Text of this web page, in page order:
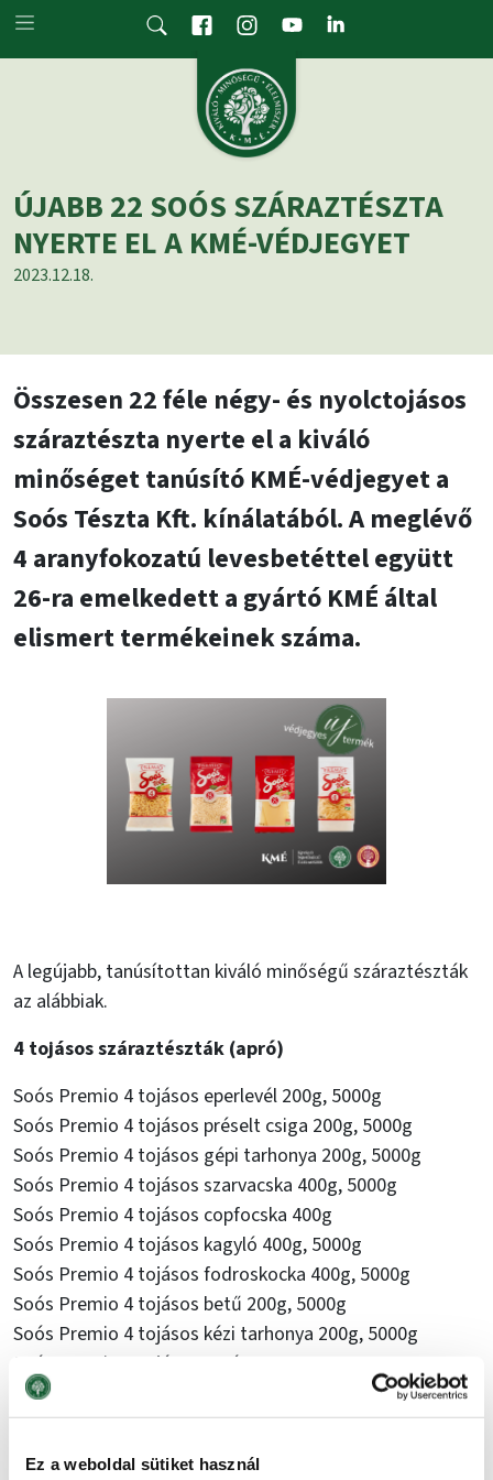
Ez a weboldal sütiket használ
Skip to main content
ÚJABB 22 SOÓS SZÁRAZTÉSZTA
NYERTE EL A KMÉ-VÉDJEGYET
2023.12.18.
Összesen 22 féle négy- és nyolctojásos
száraztészta nyerte el a kiváló
minőséget tanúsító KMÉ-védjegyet a
Soós Tészta Kft. kínálatából. A meglévő
4 aranyfokozatú levesbetéttel együtt
26-ra emelkedett a gyártó KMÉ által
elismert termékeinek száma.
A legújabb, tanúsítottan kiváló minőségű száraztészták
az alábbiak.
4 tojásos száraztészták (apró)
Soós Premio 4 tojásos eperlevél 200g, 5000g
Soós Premio 4 tojásos préselt csiga 200g, 5000g
Soós Premio 4 tojásos gépi tarhonya 200g, 5000g
Soós Premio 4 tojásos szarvacska 400g, 5000g
Soós Premio 4 tojásos copfocska 400g
Soós Premio 4 tojásos kagyló 400g, 5000g
Soós Premio 4 tojásos fodroskocka 400g, 5000g
Soós Premio 4 tojásos betű 200g, 5000g
Soós Premio 4 tojásos kézi tarhonya 200g, 5000g
Soós Premio 4 tojásos orsó 400g, 5000g
4 tojásos száraztészták (szálas)
Soós Premio 4 tojásos boglyas cérna 200g